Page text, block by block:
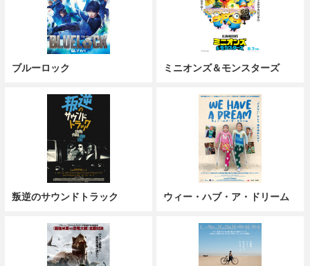
ブルーロック ミニオンズ＆モンスターズ
叛逆のサウンドトラック ウィー・ハブ・ア・ドリーム